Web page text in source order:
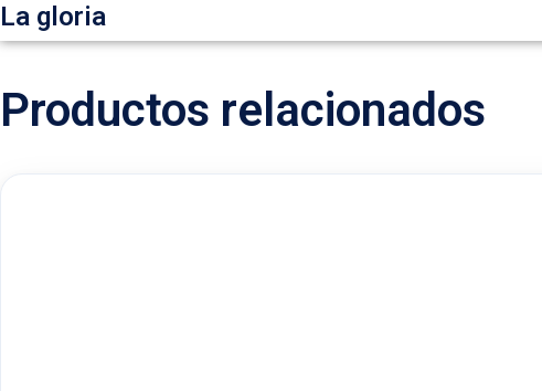
La gloria
Productos relacionados